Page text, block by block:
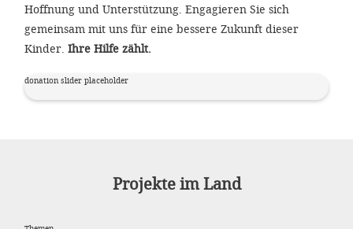
Hoffnung und Unterstützung. Engagieren Sie sich
gemeinsam mit uns für eine bessere Zukunft dieser
Kinder. Ihre Hilfe zählt.
donation slider placeholder
Projekte im Land